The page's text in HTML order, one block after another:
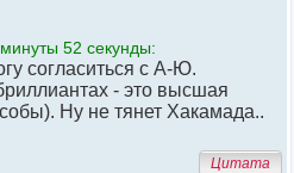
52 секунды:
согласиться с А-Ю.
- это высшая
Ну не тянет Хакамада..
Цитата